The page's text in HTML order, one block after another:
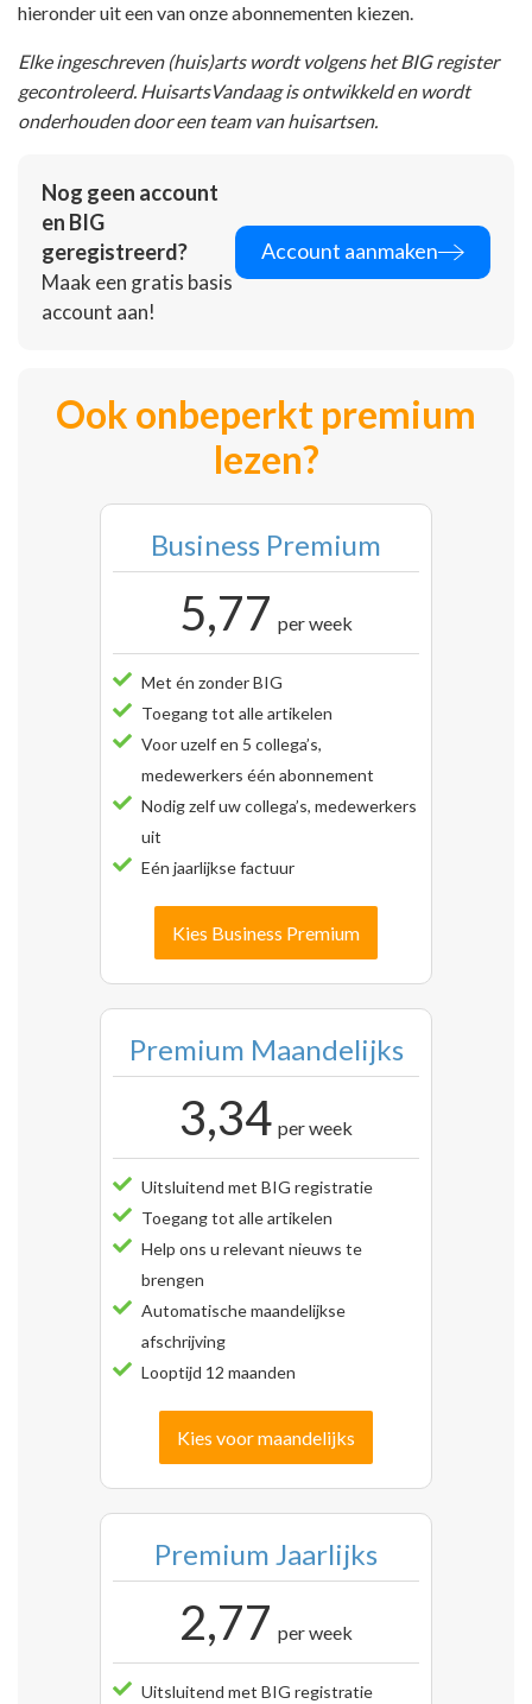
hieronder uit een van onze abonnementen kiezen.
Elke ingeschreven (huis)arts wordt volgens het BIG register
gecontroleerd. HuisartsVandaag is ontwikkeld en wordt
onderhouden door een team van huisartsen.
Nog geen account
en BIG
geregistreerd?
Maak een gratis basis
account aan!
Account aanmaken
Ook onbeperkt premium
lezen?
Business Premium
5,77 per week
Met én zonder BIG
Toegang tot alle artikelen
Voor uzelf en 5 collega’s,
medewerkers één abonnement
Nodig zelf uw collega’s, medewerkers
uit
Eén jaarlijkse factuur
Kies Business Premium
Premium Maandelijks
3,34 per week
Uitsluitend met BIG registratie
Toegang tot alle artikelen
Help ons u relevant nieuws te
brengen
Automatische maandelijkse
afschrijving
Looptijd 12 maanden
Kies voor maandelijks
Premium Jaarlijks
2,77 per week
Uitsluitend met BIG registratie